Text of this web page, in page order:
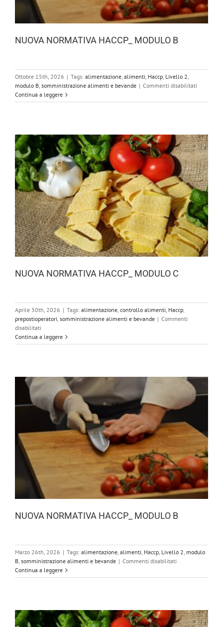
NUOVA NORMATIVA HACCP_ MODULO B
Ottobre 15th, 2026 | Tags: alimentazione, alimenti, Haccp, Livello 2,
modulo B, somministrazione alimenti e bevande | Commenti disabilitati
Continua a leggere
NUOVA NORMATIVA HACCP_ MODULO C
Aprile 30th, 2026 | Tags: alimentazione, controllo alimenti, Haccp,
prepostioperatori, somministrazione alimenti e bevande | Commenti
disabilitati
NUOVA
NORMATIVA
Continua a leggere
NUOVA NORMATIVA HACCP_ MODULO B
Marzo 26th, 2026 | Tags: alimentazione, alimenti, Haccp, Livello 2, modulo
B, somministrazione alimenti e bevande | Commenti disabilitati
NORMATIVA
Continua a leggere